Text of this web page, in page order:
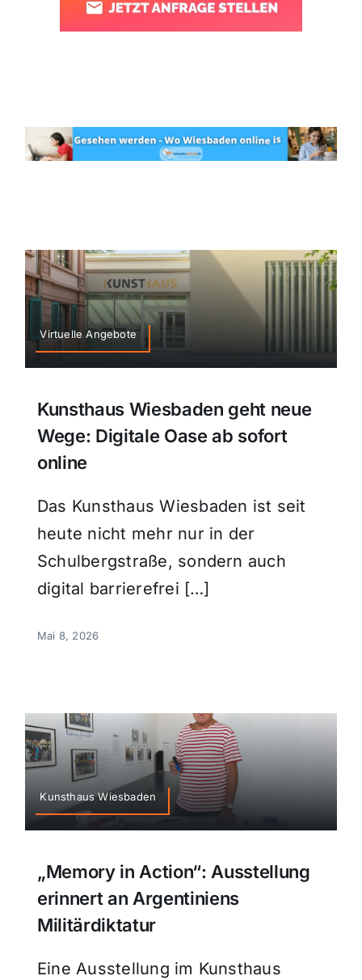
Virtuelle Angebote
Kunsthaus Wiesbaden geht neue
Wege: Digitale Oase ab sofort
online
Das Kunsthaus Wiesbaden ist seit
heute nicht mehr nur in der
Schulbergstraße, sondern auch
digital barrierefrei […]
Mai 8, 2026
Kunsthaus Wiesbaden
„Memory in Action“: Ausstellung
erinnert an Argentiniens
Militärdiktatur
Eine Ausstellung im Kunsthaus